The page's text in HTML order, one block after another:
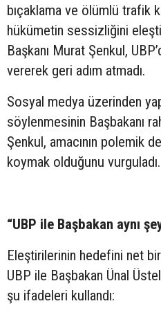
bıçaklama ve ölümlü trafik
hükümetin sessizliğini
Başkanı Murat Şenkul,
vererek geri adım atmadı.
Sosyal medya üzerinden
söylenmesinin Başbakanı
Şenkul, amacının polemik
koymak olduğunu vurguladı.
“UBP ile Başbakan aynı
Eleştirilerinin hedefini net
UBP ile Başbakan Ünal
şu ifadeleri kullandı: